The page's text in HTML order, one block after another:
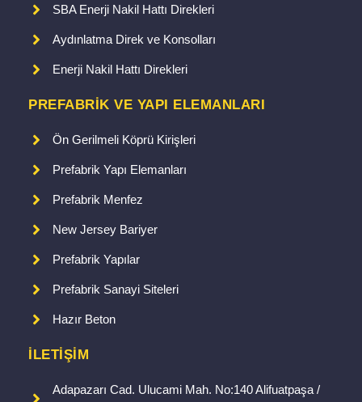
SBA Enerji Nakil Hattı Direkleri
Aydınlatma Direk ve Konsolları
Enerji Nakil Hattı Direkleri
PREFABRIK VE YAPI ELEMANLARI
Ön Gerilmeli Köprü Kirişleri
Prefabrik Yapı Elemanları
Prefabrik Menfez
New Jersey Bariyer
Prefabrik Yapılar
Prefabrik Sanayi Siteleri
Hazır Beton
İLETIŞIM
Adapazarı Cad. Ulucami Mah. No:140 Alifuatpaşa /